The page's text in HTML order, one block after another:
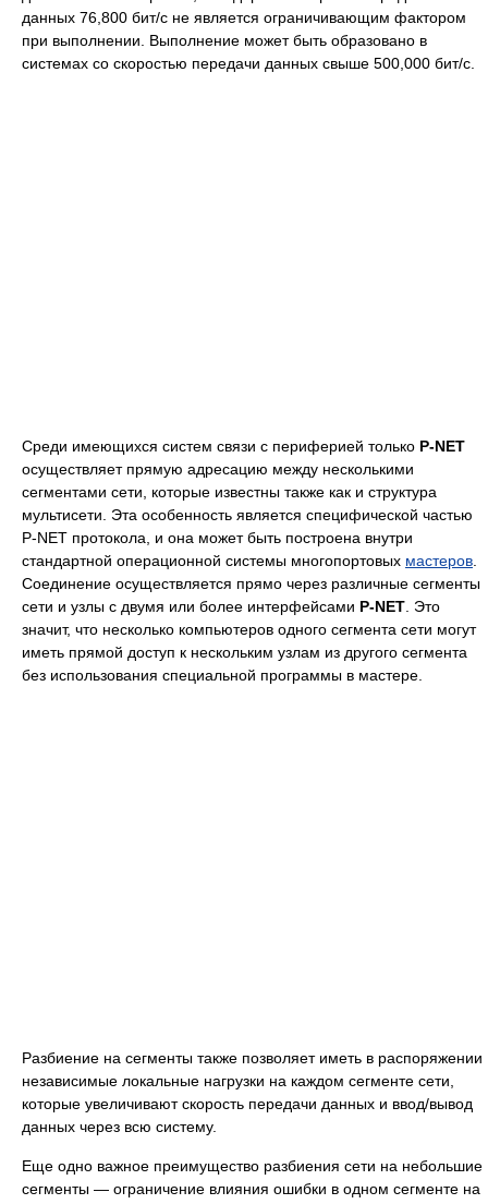
данных 76,800 бит/с не является ограничивающим фактором
при выполнении. Выполнение может быть образовано в
системах со скоростью передачи данных свыше 500,000 бит/с.
Среди имеющихся систем связи с периферией только P-NET
осуществляет прямую адресацию между несколькими
сегментами сети, которые известны также как и структура
мультисети. Эта особенность является специфической частью
P-NET протокола, и она может быть построена внутри
стандартной операционной системы многопортовых мастеров
Соединение осуществляется прямо через различные сегменты
сети и узлы с двумя или более интерфейсами P-NET . Это
значит, что несколько компьютеров одного сегмента сети могут
иметь прямой доступ к нескольким узлам из другого сегмента
без использования специальной программы в мастере.
Разбиение на сегменты также позволяет иметь в распоряжении
независимые локальные нагрузки на каждом сегменте сети,
которые увеличивают скорость передачи данных и ввод/вывод
данных через всю систему.
Еще одно важное преимущество разбиения сети на небольшие
сегменты — ограничение влияния ошибки в одном сегменте на